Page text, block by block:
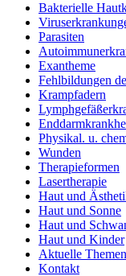
Bakterielle
Parasiten
Exantheme
Fehlbildungen
Krampfadern
Physikal. u.
Wunden
Therapieformen
Lasertherapie
Haut und
Haut und Sonne
Haut und
Haut und Kinder
Aktuelle Themen
Kontakt